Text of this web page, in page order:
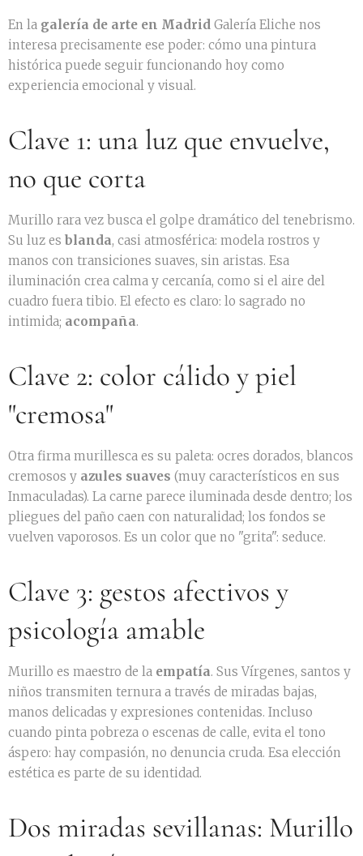
En la galería de arte en Madrid Galería Eliche nos
interesa precisamente ese poder: cómo una pintura
histórica puede seguir funcionando hoy como
experiencia emocional y visual.
Clave 1: una luz que envuelve,
no que corta
Murillo rara vez busca el golpe dramático del tenebrismo.
Su luz es blanda, casi atmosférica: modela rostros y
manos con transiciones suaves, sin aristas. Esa
iluminación crea calma y cercanía, como si el aire del
cuadro fuera tibio. El efecto es claro: lo sagrado no
intimida; acompaña.
Clave 2: color cálido y piel
"cremosa"
Otra firma murillesca es su paleta: ocres dorados, blancos
cremosos y azules suaves (muy característicos en sus
Inmaculadas). La carne parece iluminada desde dentro; los
pliegues del paño caen con naturalidad; los fondos se
vuelven vaporosos. Es un color que no "grita": seduce.
Clave 3: gestos afectivos y
psicología amable
Murillo es maestro de la empatía. Sus Vírgenes, santos y
niños transmiten ternura a través de miradas bajas,
manos delicadas y expresiones contenidas. Incluso
cuando pinta pobreza o escenas de calle, evita el tono
áspero: hay compasión, no denuncia cruda. Esa elección
estética es parte de su identidad.
Dos miradas sevillanas: Murillo